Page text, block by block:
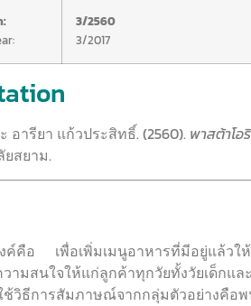
:
3/2560
3/2017
อารียา แก้วประสิทธิ์. (2560). พาสต้าโอ
สยาม.
ค์คือ เพื่อเพิ่มเมนูอาหารที่มีอยู่แล้ว
ามสนใจให้แก่ลูกค้าทุกวัยทั้งวัยเด็กแ
ช้วิธีการสัมภาษณ์จากกลุ่มตัวอย่างคือ